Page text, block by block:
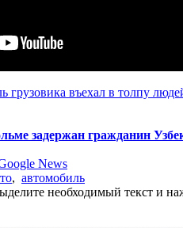
грузовика въехал в толпу
задержан гражданин
News
, автомобиль
необходимый текст и